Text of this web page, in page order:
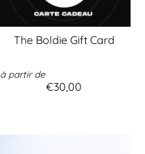
The Boldie Gift Card
à partir de
€30,00